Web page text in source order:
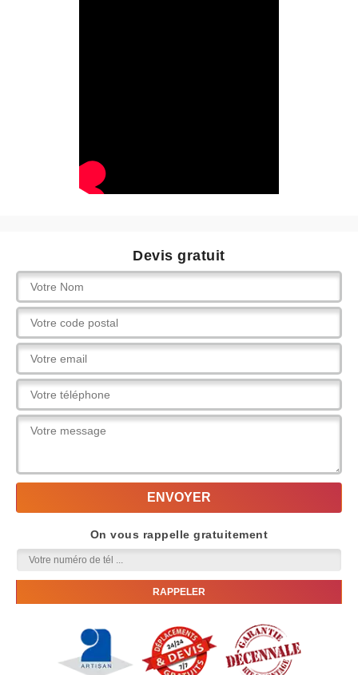
Devis gratuit
On vous rappelle gratuitement